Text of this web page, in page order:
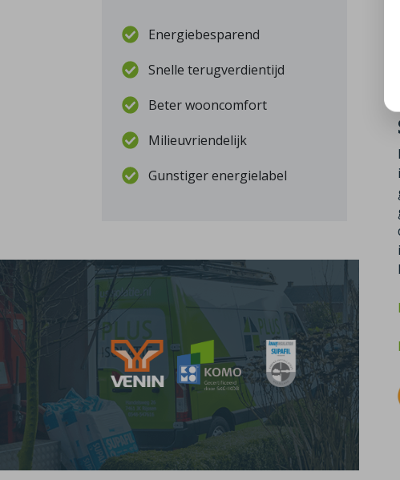
Energiebesparend
Snelle terugverdientijd
Beter wooncomfort
Milieuvriendelijk
Gunstiger energielabel